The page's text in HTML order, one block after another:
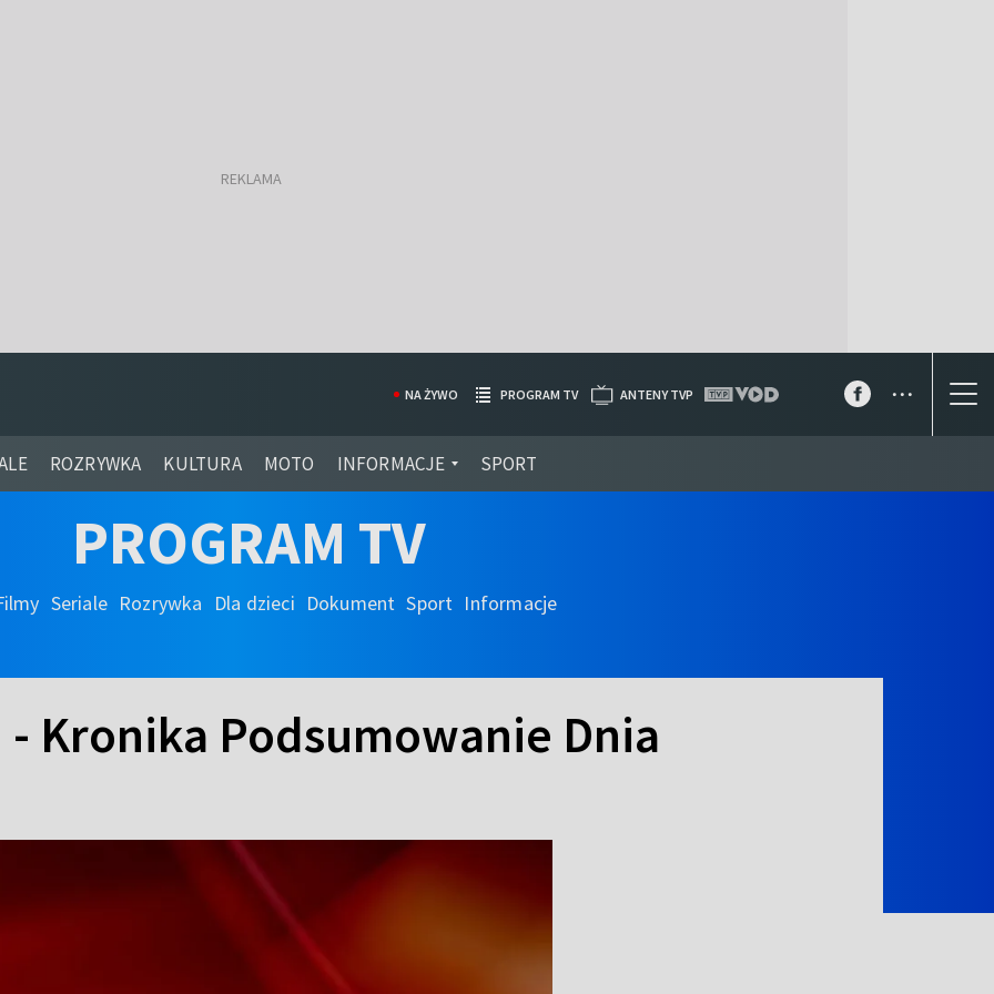
ROZRYWKA KULTURA MOTO INFORMACJE SPORT
NA ŻYWO PROGRAM TV ANTENY TVP ...
PROGRAM TV
Seriale Rozrywka Dla dzieci Dokument Sport Informacje
- Kronika Podsumowanie Dnia